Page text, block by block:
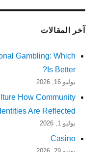
آخر المقالات
Gambling: Which
Is Better?
يوليو 16, 2026
How Community
Are Reflected
يوليو 1, 2026
Casino